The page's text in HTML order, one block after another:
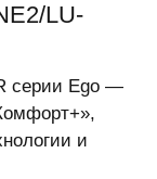
LU-
серии Ego —
и